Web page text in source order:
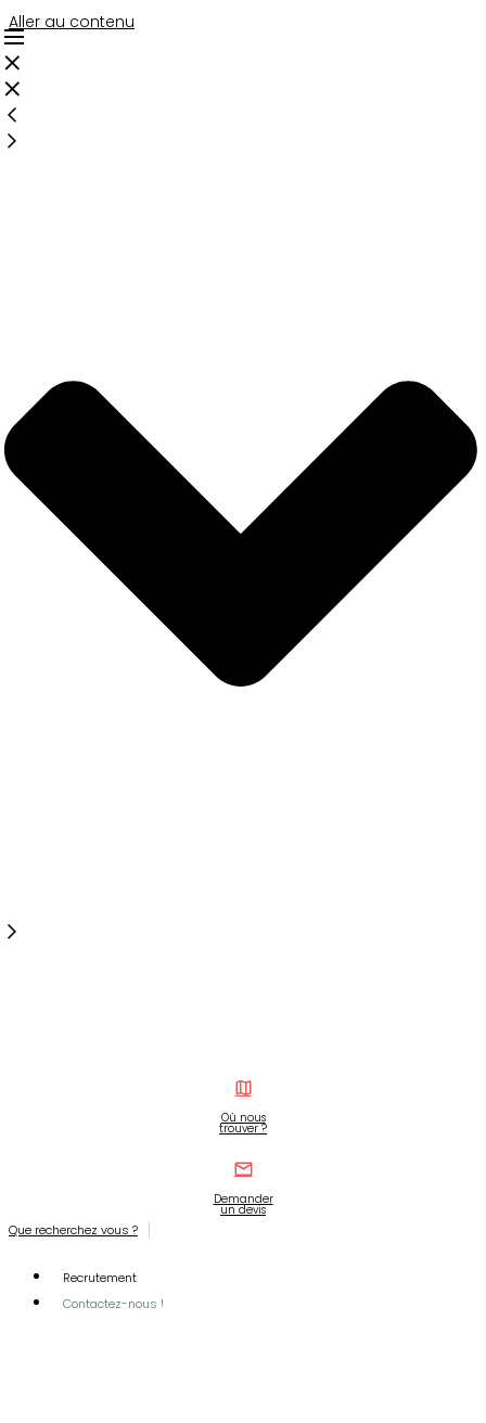
Aller au contenu
Où nous
trouver ?
Demander
un devis
Que recherchez vous ?
Recrutement
Contactez-nous !